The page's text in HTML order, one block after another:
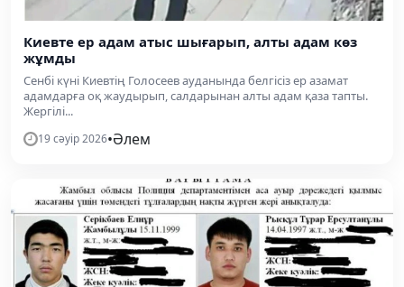
Киевте ер адам атыс шығарып, алты адам көз
жұмды
Сенбі күні Киевтің Голосеев ауданында белгісіз ер азамат
адамдарға оқ жаудырып, салдарынан алты адам қаза тапты.
Жергілі...
19 сәуір 2026•Әлем